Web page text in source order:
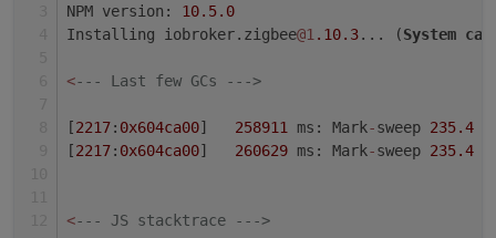
NPM version: 10.5.0
Installing iobroker.zigbee@1 .10.3... (System
<--- Last few GCs --->
[2217: 0x604ca00] 258911 ms: Mark-sweep 235.4
[2217: 0x604ca00] 260629 ms: Mark-sweep 235.4
<--- JS stacktrace --->